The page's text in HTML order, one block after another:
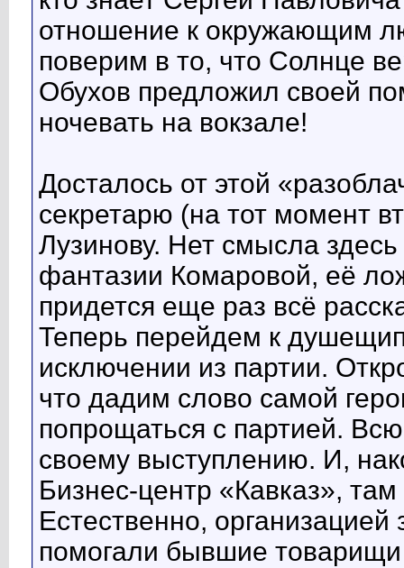
отношение к окружающим
поверим в то, что Солнце
Обухов предложил своей
ночевать на вокзале!
Досталось от этой
секретарю (на тот момент
Лузинову. Нет смысла
фантазии Комаровой, её
придется еще раз всё
Теперь перейдем к
исключении из партии.
что дадим слово самой
попрощаться с партией.
своему выступлению. И,
Бизнес-центр «Кавказ»,
Естественно,
помогали бывшие товарищи